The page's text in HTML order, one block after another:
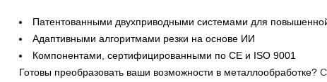
Патентованными двухприводными системами для
Адаптивными алгоритмами резки на основе ИИ
Компонентами, сертифицированными по CE и ISO 9001
Готовы преобразовать ваши возможности в металлообработке?